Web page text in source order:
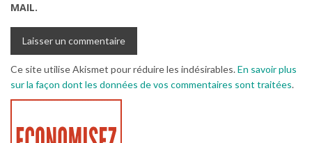
MAIL.
Ce site utilise Akismet pour réduire les indésirables.En savoir plus
sur la façon dont les données de vos commentaires sont traitées.